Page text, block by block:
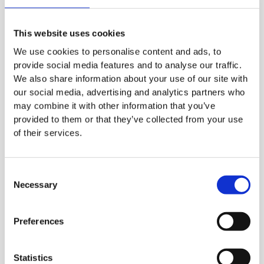
This website uses cookies
We use cookies to personalise content and ads, to
provide social media features and to analyse our traffic.
We also share information about your use of our site with
our social media, advertising and analytics partners who
may combine it with other information that you’ve
provided to them or that they’ve collected from your use
of their services.
Selection
Necessary
Preferences
Statistics
Design Elevation
Abfallbehälter 50 Liter
Spender
Tork Lufterfrischer-Spray-
Tork Abfalleimer 5 Liter